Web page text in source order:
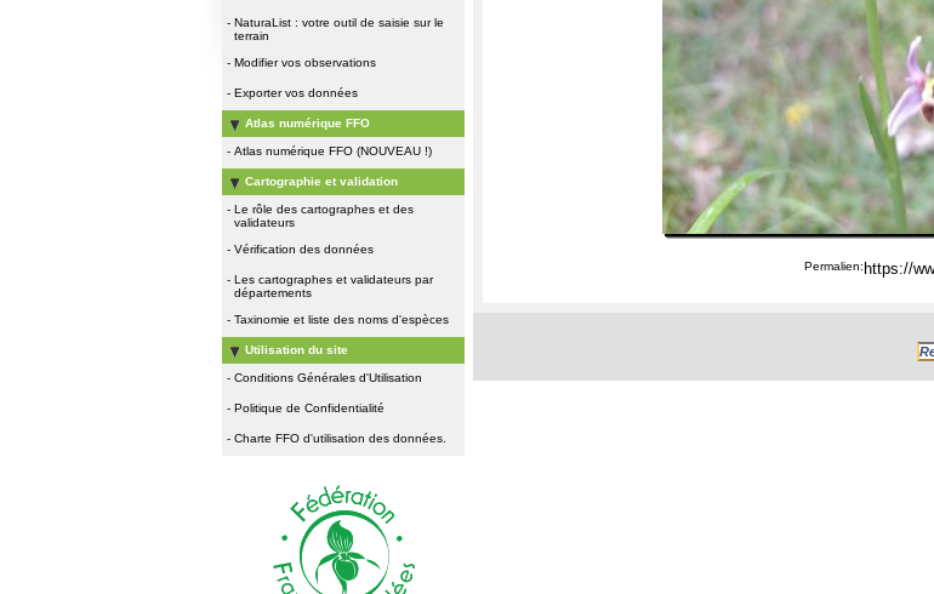
- NaturaList : votre outil de saisie sur le
terrain
- Modifier vos observations
- Exporter vos données
Atlas numérique FFO
- Atlas numérique FFO (NOUVEAU !)
Cartographie et validation
- Le rôle des cartographes et des
validateurs
- Vérification des données
- Les cartographes et validateurs par
départements
- Taxinomie et liste des noms d'espèces
Utilisation du site
- Conditions Générales d'Utilisation
- Politique de Confidentialité
- Charte FFO d'utilisation des données.
Permalien: